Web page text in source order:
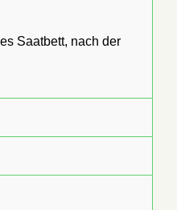
Saatbett, nach der